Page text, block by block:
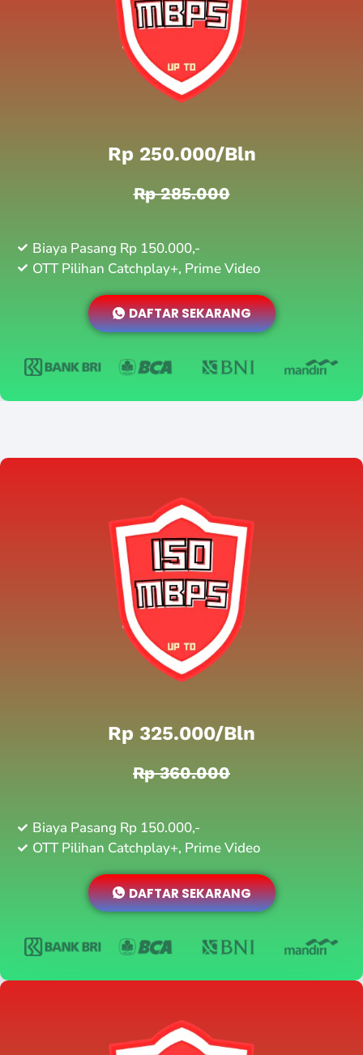
Rp 250.000/bln
Rp 285.000
Biaya Pasang Rp 150.000,-
OTT Pilihan Catchplay+, Prime Video
DAFTAR SEKARANG
Rp 325.000/bln
Rp 360.000
Biaya Pasang Rp 150.000,-
OTT Pilihan Catchplay+, Prime Video
DAFTAR SEKARANG